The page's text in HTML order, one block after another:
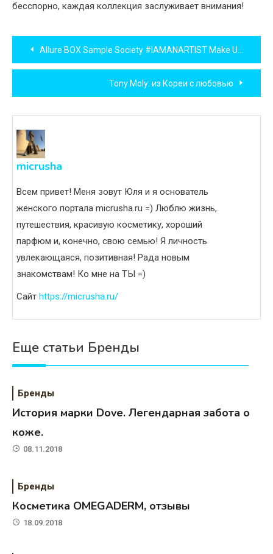
бесспорно, каждая коллекция заслуживает внимания!
Навигация
по
записям
Allure BOX Sample Society #IAMANARTIST Make Up For ever
Tony Moly: из Кореи с любовью
micrusha
Всем привет! Меня зовут Юля и я основатель
женского портала micrusha.ru =) Люблю жизнь,
путешествия, красивую косметику, хороший
парфюм и, конечно, свою семью! Я личность
увлекающаяся, позитивная! Рада новым
знакомствам! Ко мне на ТЫ =)
Сайт https://micrusha.ru/
Еще статьи Бренды
Бренды
История марки Dove. Легендарная забота о
коже.
08.11.2018
Бренды
Косметика OMEGADERM, отзывы
18.09.2018